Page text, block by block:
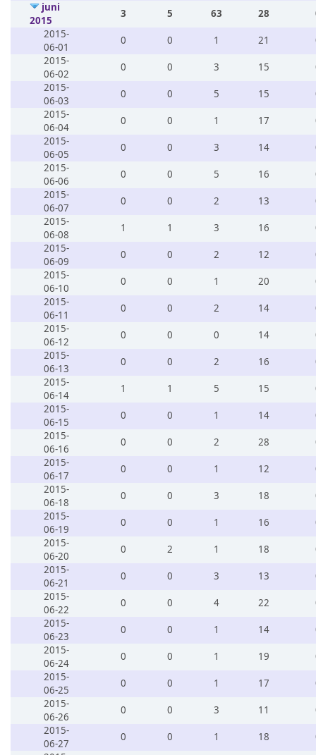
juni
2015
3 5 63 28
2015-
06-01
0 0 1 21
2015-
06-02
0 0 3 15
2015-
06-03
0 0 5 15
2015-
06-04
0 0 1 17
2015-
06-05
0 0 3 14
2015-
06-06
0 0 5 16
2015-
06-07
0 0 2 13
2015-
06-08
1 1 3 16
2015-
06-09
0 0 2 12
2015-
06-10
0 0 1 20
2015-
06-11
0 0 2 14
2015-
06-12
0 0 0 14
2015-
06-13
0 0 2 16
2015-
06-14
1 1 5 15
2015-
06-15
0 0 1 14
2015-
06-16
0 0 2 28
2015-
06-17
0 0 1 12
2015-
06-18
0 0 3 18
2015-
06-19
0 0 1 16
2015-
06-20
0 2 1 18
2015-
06-21
0 0 3 13
2015-
06-22
0 0 4 22
2015-
06-23
0 0 1 14
2015-
06-24
0 0 1 19
2015-
06-25
0 0 1 17
2015-
06-26
0 0 3 11
2015-
06-27
0 0 1 18